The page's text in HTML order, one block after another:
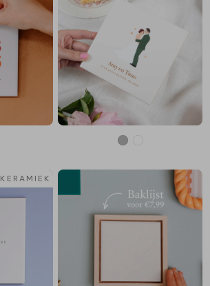
KERAMIEK